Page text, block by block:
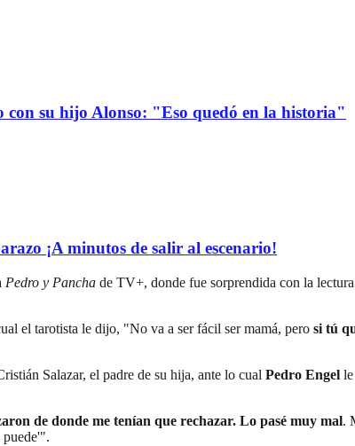
su hijo Alonso: "Eso quedó en la historia"
¡A minutos de salir al escenario!
Pedro y Pancha de TV+, donde fue sorprendida con la
el tarotista le dijo, "No va a ser fácil ser mamá, pero si tú
Salazar, el padre de su hija, ante lo cual Pedro Engel
de donde me tenían que rechazar. Lo pasé muy mal.
puede'".